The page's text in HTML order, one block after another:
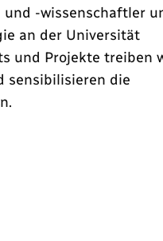
-wissenschaftler
an der Universität
und Projekte treiben
sensibilisieren die